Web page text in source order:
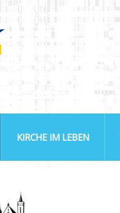
KIRCHE IM LEBEN